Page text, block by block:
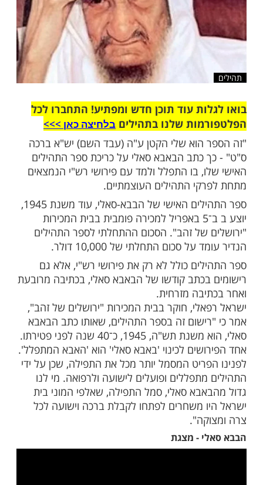
עוד תוכן חדש ומפתיע! התחברו לכל
שלנו בתהיליםבלחיצה כאן >>>​
הוא שלי הקטן ע"ה (עבד השם) יש"א ברכה
כתב הבאבא סאלי על כריכת ספר התהילים
בו התפלל ולמד עם פירושי רש"י הנמצאים
התהילים העוצמתיים.
ספר התהילים האישי של הבבא-סאלי, עוד משנת 1945,
יוצע ב ב־5 באפריל למכירה פומבית בבית המכירות
של זהב". הסכום ההתחלתי לספר התהילים
סכום התחלתי של 10,000 דולר.
כולל לא רק את פירושי רש"י, אלא גם
קודשו של הבאבא סאלי, בכתיבה מרובעת
מזרחית.